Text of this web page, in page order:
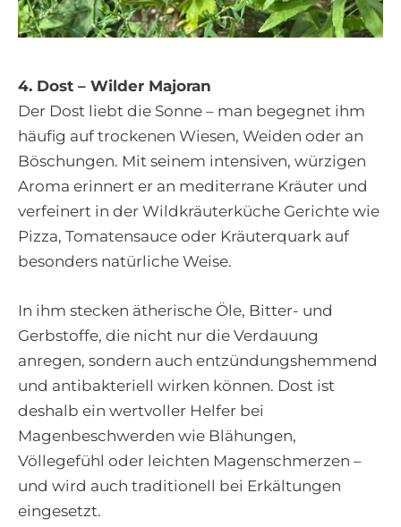
4. Dost – Wilder Majoran
Der Dost liebt die Sonne – man begegnet ihm
häufig auf trockenen Wiesen, Weiden oder an
Böschungen. Mit seinem intensiven, würzigen
Aroma erinnert er an mediterrane Kräuter und
verfeinert in der Wildkräuterküche Gerichte wie
Pizza, Tomatensauce oder Kräuterquark auf
besonders natürliche Weise.
In ihm stecken ätherische Öle, Bitter- und
Gerbstoffe, die nicht nur die Verdauung
anregen, sondern auch entzündungshemmend
und antibakteriell wirken können. Dost ist
deshalb ein wertvoller Helfer bei
Magenbeschwerden wie Blähungen,
Völlegefühl oder leichten Magenschmerzen –
und wird auch traditionell bei Erkältungen
eingesetzt.